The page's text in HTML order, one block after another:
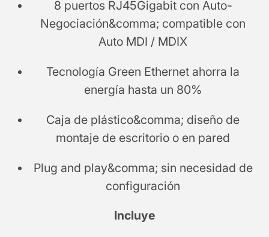
8 puertos RJ45Gigabit con Auto-
Negociación&comma; compatible con
Auto MDI / MDIX
Tecnología Green Ethernet ahorra la
energía hasta un 80%
Caja de plástico&comma; diseño de
montaje de escritorio o en pared
Plug and play&comma; sin necesidad de
configuración
Incluye